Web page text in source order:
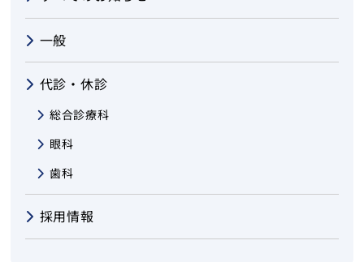
一般
代診・休診
総合診療科
眼科
歯科
採用情報